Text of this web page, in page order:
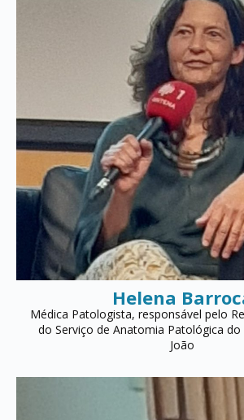
Helena
Médica Patologista, responsável pelo
do Serviço de Anatomia Patológica do
João